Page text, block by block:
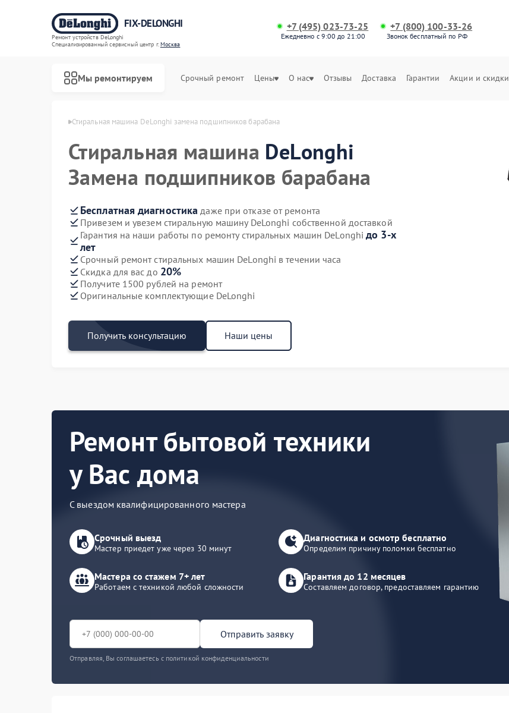
FIX-DELONGHI
Ремонт устройств DeLonghi
Специализированный cервисный центр г.Москва
+7 (495) 023-73-25
Ежедневно с 9:00 до 21:00
+7 (800) 100-33-26
Звонок бесплатный по РФ
Мы ремонтируем Срочный ремонт Цены О нас Отзывы Доставка Гарантии Акции и скидки
Стиральная машина DeLonghi замена подшипников барабана
Стиральная машина DeLonghi
Замена подшипников барабана
Бесплатная диагностика даже при отказе от ремонта
Привезем и увезем стиральную машину DeLonghi собственной доставкой
Гарантия на наши работы по ремонту стиральных машин DeLonghiдо 3-х
лет
Срочный ремонт стиральных машин DeLonghi в течении часа
Скидка для вас до 20%
Получите 1500 рублей на ремонт
Оригинальные комплектующие DeLonghi
Получить консультацию Наши цены
Ремонт бытовой техники
у Вас дома
С выездом квалифицированного мастера
Срочный выезд
Мастер приедет уже через 30 минут
Диагностика и осмотр бесплатно
Определим причину поломки бесплатно
Мастера со стажем 7+ лет
Работаем с техникой любой сложности
Гарантия до 12 месяцев
Составляем договор, предоставляем гарантию
Отправить заявку
Отправляя, Вы соглашаетесь с политикой конфиденциальности